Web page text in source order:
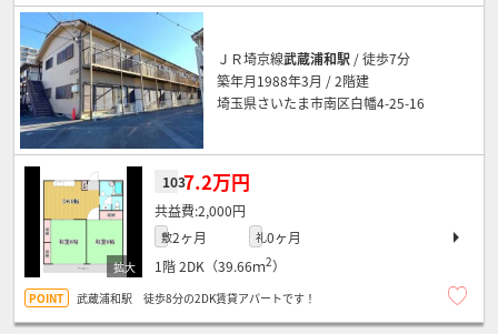
ＪＲ埼京線武蔵浦和駅 / 徒歩7分
築年月1988年3月 / 2階建
埼玉県さいたま市南区白幡4-25-16
1037.2万円
2,000円
敷2ヶ月 礼0ヶ月
1階2DK（39.66ｍ2）
武蔵浦和駅 徒歩8分の2DK賃貸アパートです！